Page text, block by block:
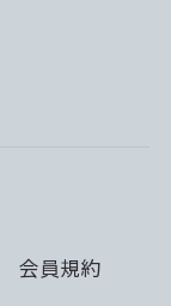
会員規約